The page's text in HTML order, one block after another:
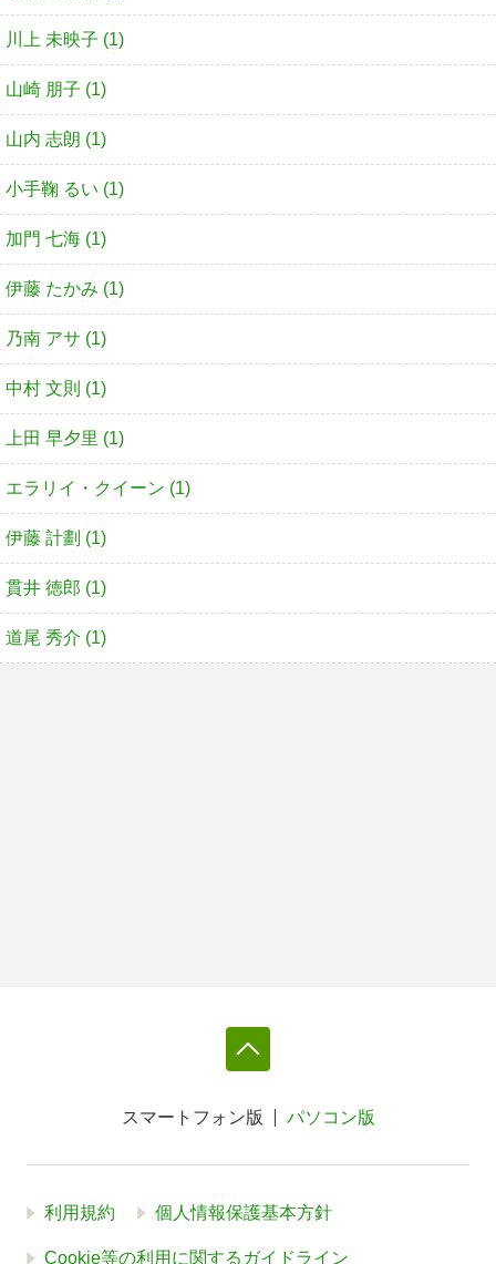
川上 未映子 (1)
山崎 朋子 (1)
山内 志朗 (1)
小手鞠 るい (1)
加門 七海 (1)
伊藤 たかみ (1)
乃南 アサ (1)
中村 文則 (1)
上田 早夕里 (1)
エラリイ・クイーン (1)
伊藤 計劃 (1)
貫井 徳郎 (1)
道尾 秀介 (1)
スマートフォン版 パソコン版
利用規約 個人情報保護基本方針
Cookie等の利用に関するガイドライン